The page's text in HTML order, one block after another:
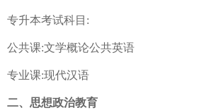
专升本考试科目:
公共课:文学概论公共英语
专业课:现代汉语
二、思想政治教育